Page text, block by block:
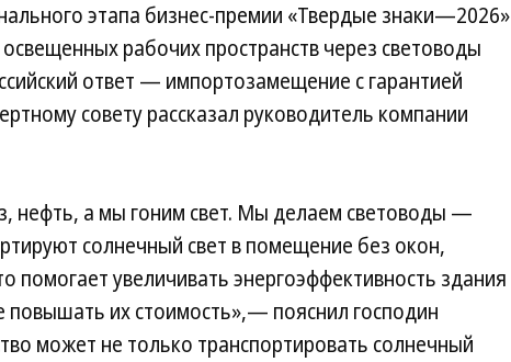
этапа бизнес-премии «Твердые знаки—2026»
рабочих пространств через световоды
ответ — импортозамещение с гарантией
совету рассказал руководитель компании
нефть, а мы гоним свет. Мы делаем световоды —
солнечный свет в помещение без окон,
помогает увеличивать энергоэффективность здания
их стоимость»,— пояснил господин
может не только транспортировать солнечный